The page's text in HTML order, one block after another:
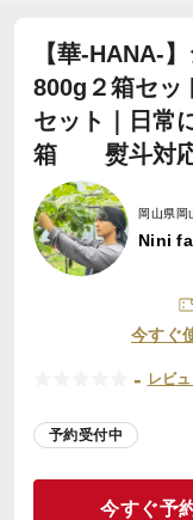
【華-HANA-
800g２箱セッ
セット｜日常
箱 熨斗対
岡山県岡
Nini
今すぐ
- レビ
予約受付中
今すぐ予